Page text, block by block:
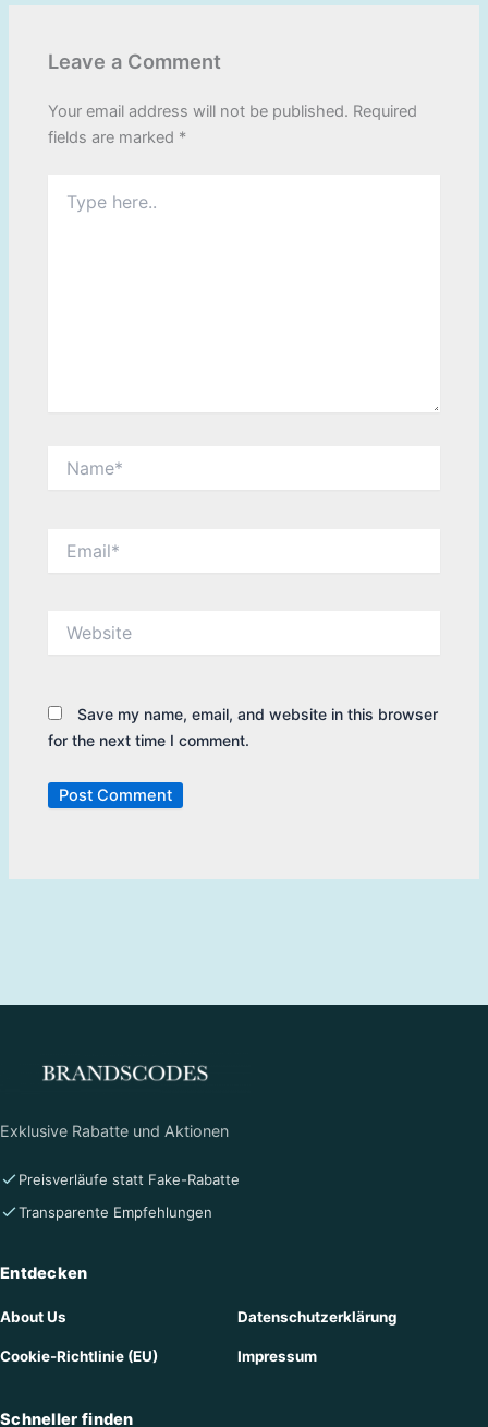
Leave a Comment
Your email address will not be published. Required
fields are marked *
here..
Save my name, email, and website in this browser
for the next time I comment.
Exklusive Rabatte und Aktionen
Preisverläufe statt Fake-Rabatte
Transparente Empfehlungen
Entdecken
About Us Datenschutzerklärung
Cookie-Richtlinie (EU) Impressum
Schneller finden